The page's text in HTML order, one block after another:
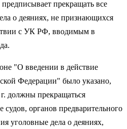
прекращать все
о деяниях, не признающихся
с УК РФ, вводимым в
"О введении в действие
Федерации" было указано,
должны прекращаться
судов, органов предварительного
уголовные дела о деяниях,